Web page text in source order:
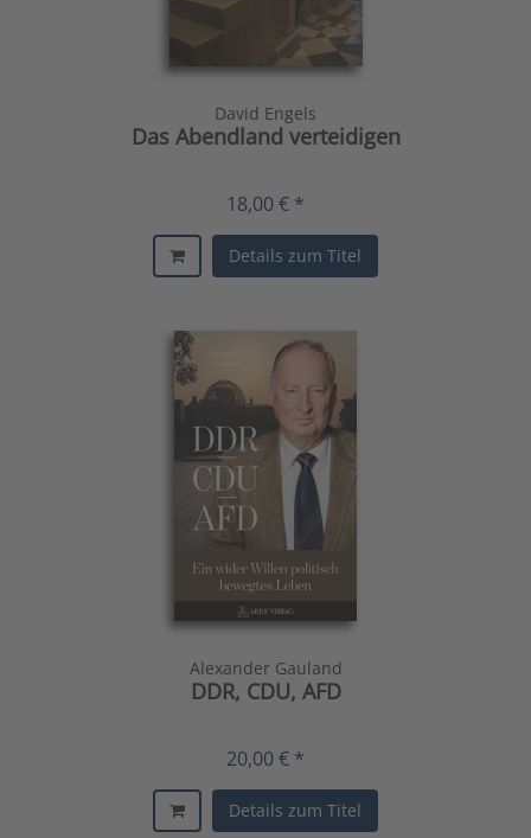
David Engels
Das Abendland verteidigen
18,00 € *
Details zum Titel
Alexander Gauland
DDR, CDU, AFD
20,00 € *
Details zum Titel